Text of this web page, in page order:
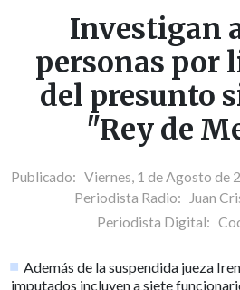
Investigan
personas por
del presunto
"Rey de
Publicado: Viernes, 1 de Agosto de
Periodista Radio:
Juan
Periodista Digital:
Además de la suspendida jueza
imputados incluyen a siete